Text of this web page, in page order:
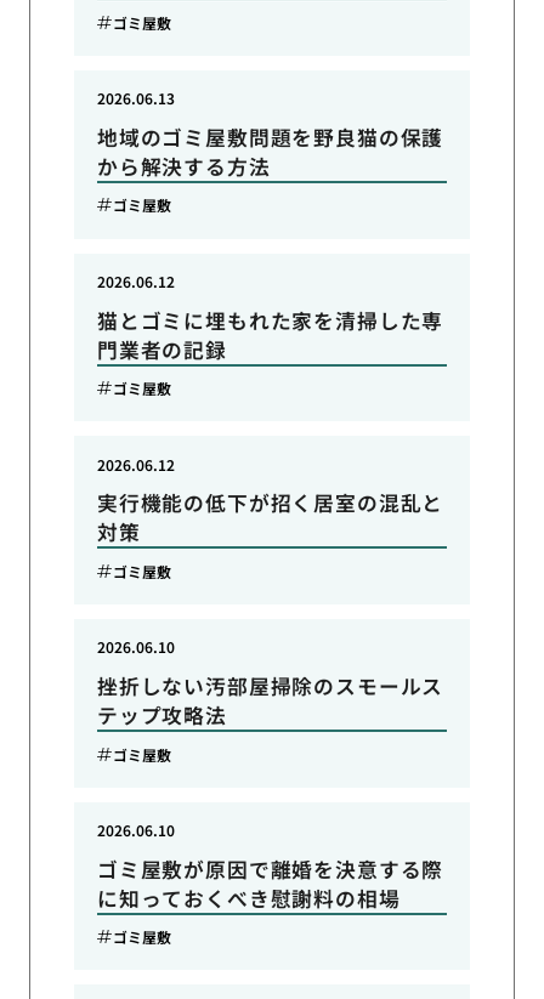
ゴミ屋敷
地域のゴミ屋敷問題を野良猫の保護
から解決する方法
2026.06.13
ゴミ屋敷
猫とゴミに埋もれた家を清掃した専
門業者の記録
2026.06.12
ゴミ屋敷
実行機能の低下が招く居室の混乱と
対策
2026.06.12
ゴミ屋敷
挫折しない汚部屋掃除のスモールス
テップ攻略法
2026.06.10
ゴミ屋敷
ゴミ屋敷が原因で離婚を決意する際
に知っておくべき慰謝料の相場
2026.06.10
ゴミ屋敷